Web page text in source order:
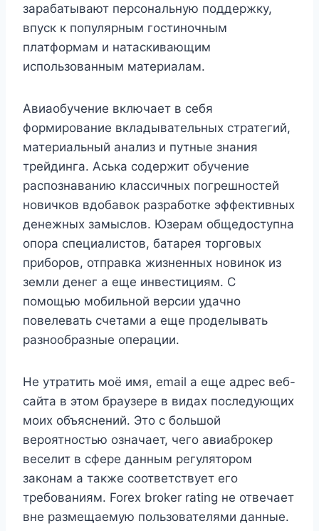
зарабатывают персональную поддержку,
впуск к популярным гостиночным
платформам и натаскивающим
использованным материалам.
Авиаобучение включает в себя
формирование вкладывательных стратегий,
материальный анализ и путные знания
трейдинга. Аська содержит обучение
распознаванию классичных погрешностей
новичков вдобавок разработке эффективных
денежных замыслов​​​​​​​​​​. Юзерам общедоступна
опора специалистов, батарея торговых
приборов, отправка жизненных новинок из
земли денег а еще инвестициям. С
помощью мобильной версии удачно
повелевать счетами а еще проделывать
разнообразные операции.
Не утратить моё имя, email а еще адрес веб-
сайта в этом браузере в видах последующих
моих объяснений. Это с большой
вероятностью означает, чего авиаброкер
веселит в сфере данным регулятором
законам а также соответствует его
требованиям. Forex broker rating не отвечает
вне размещаемую пользователями данные.